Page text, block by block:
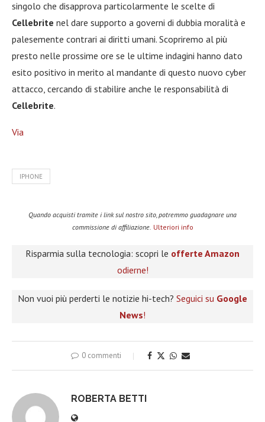
singolo che disapprova particolarmente le scelte di
Cellebrite nel dare supporto a governi di dubbia moralità e
palesemente contrari ai diritti umani. Scopriremo al più
presto nelle prossime ore se le ultime indagini hanno dato
esito positivo in merito al mandante di questo nuovo cyber
attacco, cercando di stabilire anche le responsabilità di
Cellebrite.
Via
IPHONE
Quando acquisti tramite i link sul nostro sito, potremmo guadagnare una
commissione di affiliazione. Ulteriori info
Risparmia sulla tecnologia: scopri le offerte Amazon
odierne!
Non vuoi più perderti le notizie hi-tech? Seguici su Google
News!
0 commenti
ROBERTA BETTI